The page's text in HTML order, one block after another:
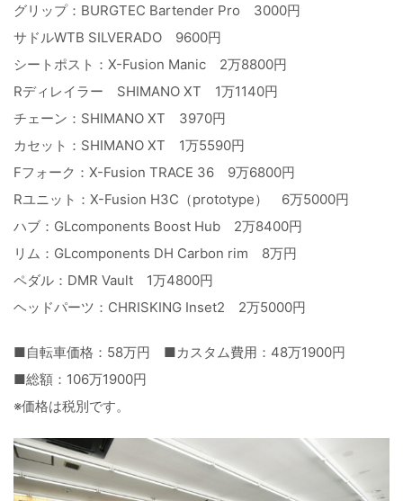
グリップ：BURGTEC Bartender Pro 3000円
サドルWTB SILVERADO 9600円
シートポスト：X-Fusion Manic 2万8800円
Rディレイラー SHIMANO XT 1万1140円
チェーン：SHIMANO XT 3970円
カセット：SHIMANO XT 1万5590円
Fフォーク：X-Fusion TRACE 36 9万6800円
Rユニット：X-Fusion H3C（prototype） 6万5000円
ハブ：GLcomponents Boost Hub 2万8400円
リム：GLcomponents DH Carbon rim 8万円
ペダル：DMR Vault 1万4800円
ヘッドパーツ：CHRISKING Inset2 2万5000円
■自転車価格：58万円 ■カスタム費用：48万1900円
■総額：106万1900円
※価格は税別です。